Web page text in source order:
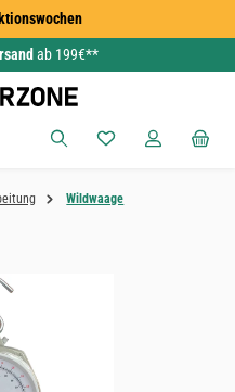
ab 199€**
Du hast 0
Wildwaage